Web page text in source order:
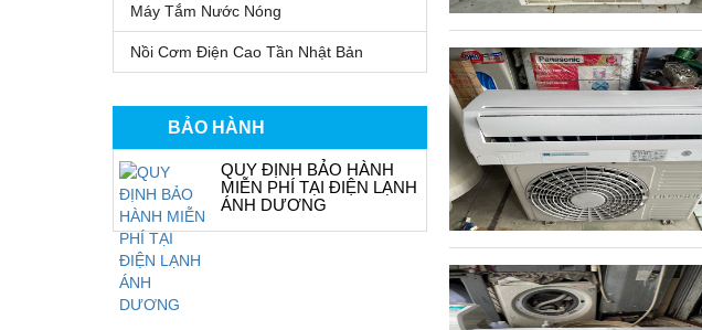
Máy Tắm Nước Nóng
Nồi Cơm Điện Cao Tần Nhật Bản
BẢO HÀNH
QUY ĐỊNH BẢO HÀNH
MIỄN PHÍ TẠI ĐIỆN LẠNH
ÁNH DƯƠNG